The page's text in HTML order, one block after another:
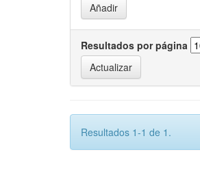
Resultados por página
Resultados 1-1 de 1.